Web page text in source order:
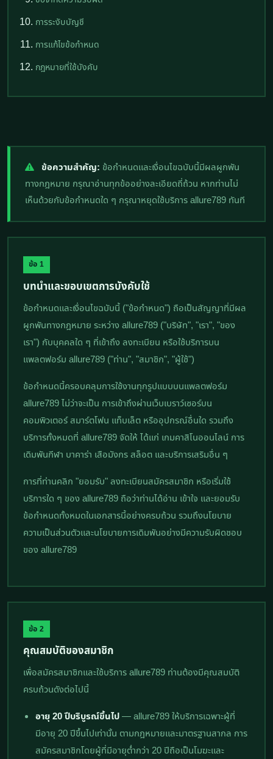
การระงับบัญชี
การแก้ไขข้อกำหนด
กฎหมายที่ใช้บังคับ
ข้อความสำคัญ: ข้อกำหนดและเงื่อนไขฉบับนี้มีผลผูกพัน
ทางกฎหมาย กรุณาอ่านทุกข้ออย่างละเอียดถี่ถ้วน หากท่านไม่
เห็นด้วยกับข้อกำหนดใด ๆ กรุณาหยุดใช้บริการ allure789 ทันที
ข้อ 1
บทนำและขอบเขตการบังคับใช้
ข้อกำหนดและเงื่อนไขฉบับนี้ ("ข้อกำหนด") ถือเป็นสัญญาที่มีผล
ผูกพันทางกฎหมาย ระหว่าง allure789 ("บริษัท", "เรา", "ของ
เรา") กับบุคคลใด ๆ ที่เข้าถึง ลงทะเบียน หรือใช้บริการบน
แพลตฟอร์ม allure789 ("ท่าน", "สมาชิก", "ผู้ใช้")
ข้อกำหนดนี้ครอบคลุมการใช้งานทุกรูปแบบบนแพลตฟอร์ม
allure789 ไม่ว่าจะเป็น การเข้าถึงผ่านเว็บเบราว์เซอร์บน
คอมพิวเตอร์ สมาร์ตโฟน แท็บเล็ต หรืออุปกรณ์อื่นใด รวมถึง
บริการทั้งหมดที่ allure789 จัดให้ ได้แก่ เกมคาสิโนออนไลน์ การ
เดิมพันกีฬา บาคาร่า เสือมังกร สล็อต และบริการเสริมอื่น ๆ
การที่ท่านคลิก "ยอมรับ" ลงทะเบียนสมัครสมาชิก หรือเริ่มใช้
บริการใด ๆ ของ allure789 ถือว่าท่านได้อ่าน เข้าใจ และยอมรับ
ข้อกำหนดทั้งหมดในเอกสารนี้อย่างครบถ้วน รวมถึงนโยบาย
ความเป็นส่วนตัวและนโยบายการเดิมพันอย่างมีความรับผิดชอบ
ของ allure789
ข้อ 2
คุณสมบัติของสมาชิก
เพื่อสมัครสมาชิกและใช้บริการ allure789 ท่านต้องมีคุณสมบัติ
ครบถ้วนดังต่อไปนี้
อายุ 20 ปีบริบูรณ์ขึ้นไป— allure789 ให้บริการเฉพาะผู้ที่
มีอายุ 20 ปีขึ้นไปเท่านั้น ตามกฎหมายและมาตรฐานสากล การ
สมัครสมาชิกโดยผู้ที่มีอายุต่ำกว่า 20 ปีถือเป็นโมฆะและ